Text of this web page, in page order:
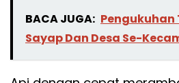
BACA JUGA:
Sayap Dan Desa Se-